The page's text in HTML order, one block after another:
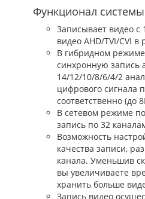
Функционал
Записывает видео с
видео AHD/TVI/CVI
В гибридном
синхронную запись
14/12/10/8/6/4/2
цифрового сигнала
соответственно (до
В сетевом режиме
запись по 32
Возможность
качества записи,
канала. Уменьшив
вы увеличиваете
хранить больше
Запись видео